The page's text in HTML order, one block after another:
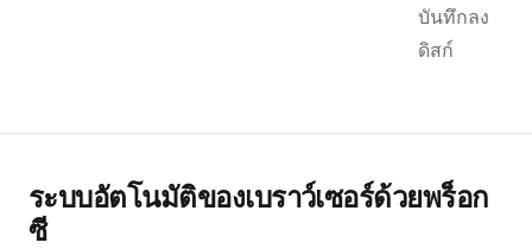
บันทึกลง
ดิสก์
ระบบอัตโนมัติของเบราว์เซอร์ด้วยพร็อก
ซี